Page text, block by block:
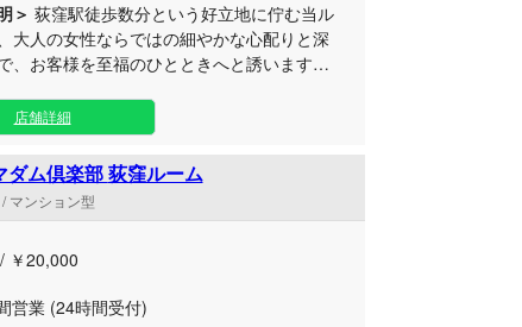
＞ 荻窪駅徒歩数分という好立地に佇む当ル
大人の女性ならではの細やかな心配りと深
、お客様を至福のひとときへと誘います。
特別な体験をお届けいたします。 日々のお
でお疲れのビジネスマンの方や、誰にも邪
やかにリフレッシュしたい方に最適です。
完全個室の隠れ家空間にて、丁寧なもみほ
ィケアを施し、お体のコリと疲労をしっか
間として、お仕事帰りやご都合の良いお時
上の寛ぎを用意して、皆様のお越しを心よ
店舗詳細
恵比寿コマダム倶楽部 荻窪ルーム
マンション型
￥20,000
営業 (24時間受付)